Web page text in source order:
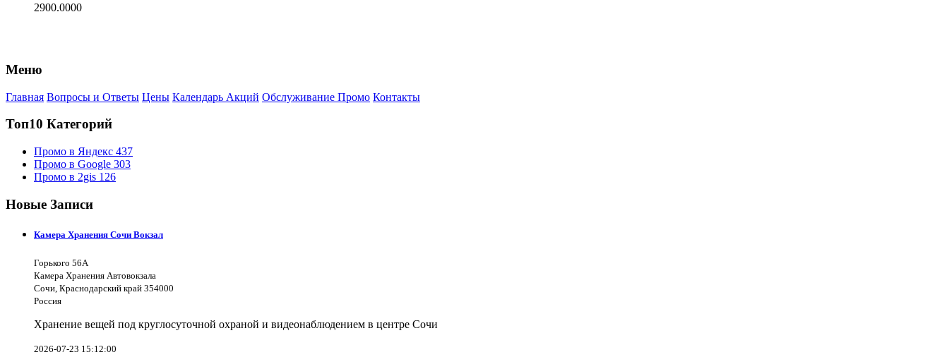
2900.0000
Меню
Главная Вопросы и Ответы Цены Календарь Акций Обслуживание Промо Контакты
Топ10 Категорий
Промо в Яндекс 437
Промо в Google 303
Промо в 2gis 126
Новые Записи
Камера Хранения Сочи Вокзал
Горького 56А
Камера Хранения Автовокзала
Сочи, Краснодарский край 354000
Россия
Хранение вещей под круглосуточной охраной и видеонаблюдением в центре Сочи
2026-07-23 15:12:00